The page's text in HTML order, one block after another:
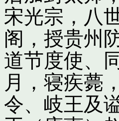
宋光宗，八
阁，授贵州
道节度使、
月，寝疾薨
令、岐王及